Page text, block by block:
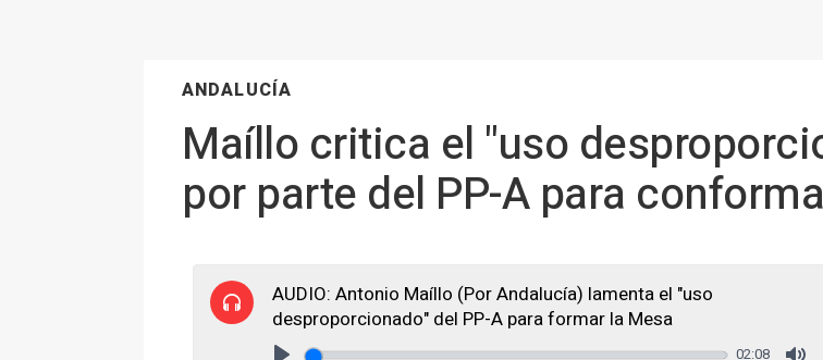
ANDALUCÍA
Maíllo critica el "uso
por parte del PP-A para
AUDIO: Antonio Maíllo (Por Andalucía) lamenta el "uso
desproporcionado" del PP-A para formar la Mesa
02:08